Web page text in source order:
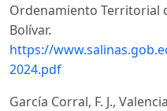
Ordenamiento Territorial
Bolívar.
https://
2024.pdf
García Corral, F. J.,